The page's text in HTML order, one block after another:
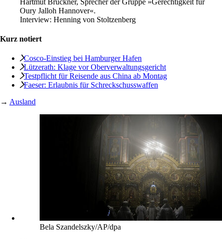
Oury Jalloh Hannover«.
Interview: Henning von Stoltzenberg
Kurz notiert
Cosco-Einstieg bei Hamburger Hafen
Lützerath: Klage vor Oberverwaltungsgericht
Testpflicht für Reisende aus China ab Montag
Faeser: Erlaubnis für Schreckschusswaffen
→ Ausland
Bela Szandelszky/AP/dpa